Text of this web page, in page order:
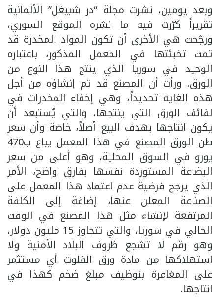
وبعد يومين، نشرت مجلة “در شبيغل” الألمانية
تقريراً كرّرت فيه ما نشره الموقع السوري،
ورجّحت هي الأخرى أن تكون المواد المخدرة قد
تمت تخبئتها في المعمل المذكور، باعتباره
الوحيد في سوريا الذي ينتج هذا النوع من
الورق. ورأت أن المصنع قد تم إنشاؤه من أجل
هذه الغاية تحديداً، وهي إخفاء المخدرات في
لفائف الورق التي ينتجها، والتي يُستبعد أن
يكون انتاجها بهدف البيع أصلاً، خاصة وأن سعر
طن الورق المصنع في هذا المعمل يباع ب470
يورو في السوق المحلية، وهو أعلى من سعر
البضاعة المستوردة نفسها بفارق واضح، الأمر
الذي يرجح فرضية عدم اعتماد هذا المعمل على
الصناعة المعلن عنها، إضافة إلى الكلفة
المرتفعة لإنشاء مثل هذا المصنع في الوقت
الحالي في سوريا، والتي تتجاوز 15 مليون دولار،
وهو رقم لا تشجع ظروف البلاد الأمنية ولا
استهلاكها من مادة ورق الفلوت أي مستثمر
على المغامرة بتوظيف مبلغ ضخم كهذا في
انتاجها.